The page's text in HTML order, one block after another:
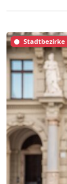
Stadtbezirke